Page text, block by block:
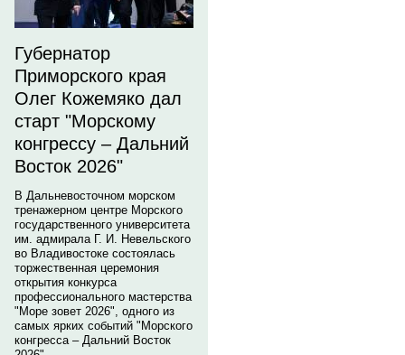
Губернатор
Приморского края
Олег Кожемяко дал
старт "Морскому
конгрессу – Дальний
Восток 2026"
В Дальневосточном морском
тренажерном центре Морского
государственного университета
им. адмирала Г. И. Невельского
во Владивостоке состоялась
торжественная церемония
открытия конкурса
профессионального мастерства
"Море зовет 2026", одного из
самых ярких событий "Морского
конгресса – Дальний Восток